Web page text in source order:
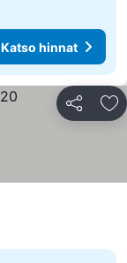
Katso hinnat
Jaa